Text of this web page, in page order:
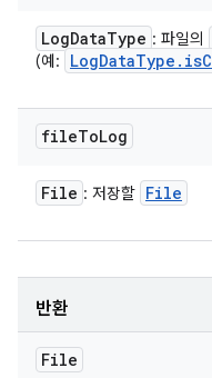
LogDataType : 파일의
(예:
LogDataType . is
fileToLog
File : 저장할 File
반환
File